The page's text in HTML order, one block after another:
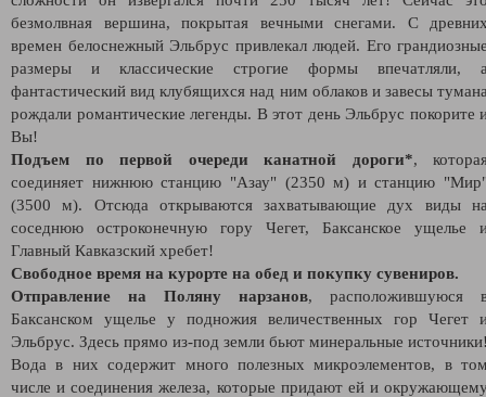
безмолвная вершина, покрытая вечными снегами. С
времен белоснежный Эльбрус привлекал людей. Его
размеры и классические строгие формы впечатляли,
фантастический вид клубящихся над ним облаков и завесы
рождали романтические легенды. В этот день Эльбрус покорите
Вы!
Подъем по первой очереди канатной дороги*,
соединяет нижнюю станцию "Азау" (2350 м) и станцию
(3500 м). Отсюда открываются захватывающие дух виды
соседнюю остроконечную гору Чегет, Баксанское ущелье
Главный Кавказский хребет!
Свободное время на курорте на обед и покупку сувениров.
Отправление на Поляну нарзанов, расположившуюся
Баксанском ущелье у подножия величественных гор Чегет
Эльбрус. Здесь прямо из-под земли бьют минеральные
Вода в них содержит много полезных микроэлементов, в
числе и соединения железа, которые придают ей и